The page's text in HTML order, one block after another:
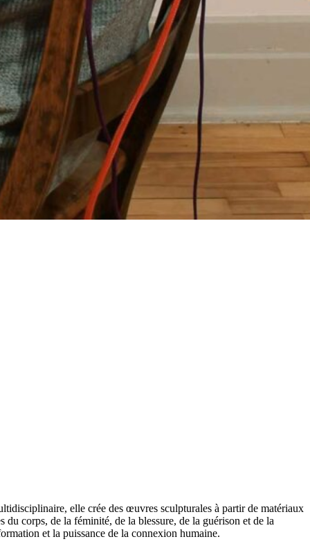
elle crée des œuvres sculpturales à partir de matériaux
corps, de la féminité, de la blessure, de la guérison et de la
et la puissance de la connexion humaine.